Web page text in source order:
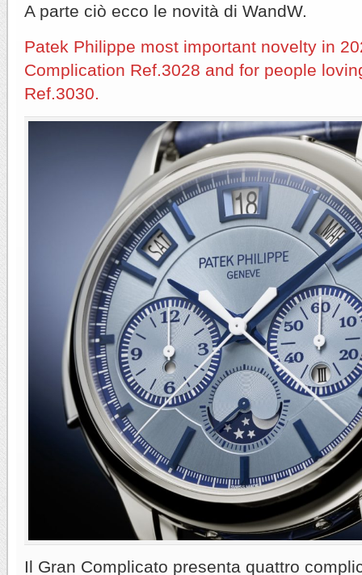
A parte ciò ecco le novità di WandW.
Patek Philippe most important novelty in
Complication Ref.3028 and for people
Ref.3030.
Il Gran Complicato presenta quattro